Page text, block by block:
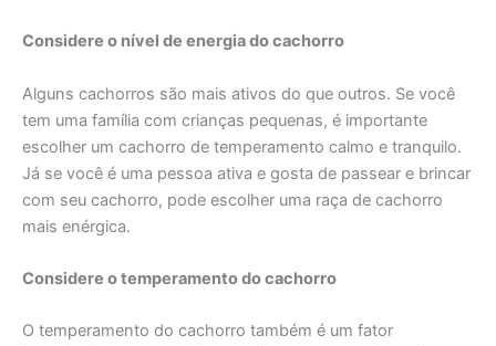
Considere o nível de energia do cachorro
Alguns cachorros são mais ativos do que outros. Se você
tem uma família com crianças pequenas, é importante
escolher um cachorro de temperamento calmo e tranquilo.
Já se você é uma pessoa ativa e gosta de passear e brincar
com seu cachorro, pode escolher uma raça de cachorro
mais enérgica.
Considere o temperamento do cachorro
O temperamento do cachorro também é um fator